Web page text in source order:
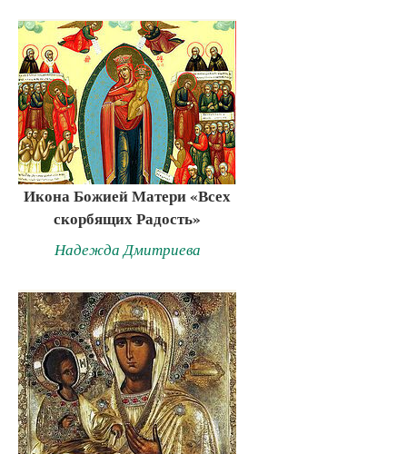
Икона Божией Матери «Всех
скорбящих Радость»
Надежда Дмитриева